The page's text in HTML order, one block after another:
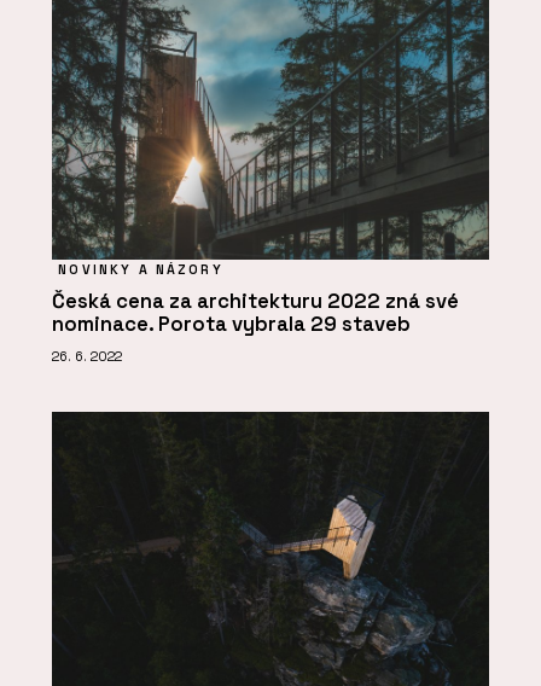
NOVINKY A NÁZORY
Česká cena za architekturu 2022 zná své
nominace. Porota vybrala 29 staveb
26. 6. 2022